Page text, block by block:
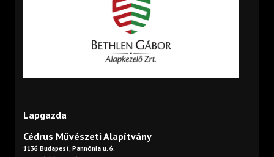
Lapgazda
Cédrus Művészeti Alapítvány
1136 Budapest, Pannónia u. 6.